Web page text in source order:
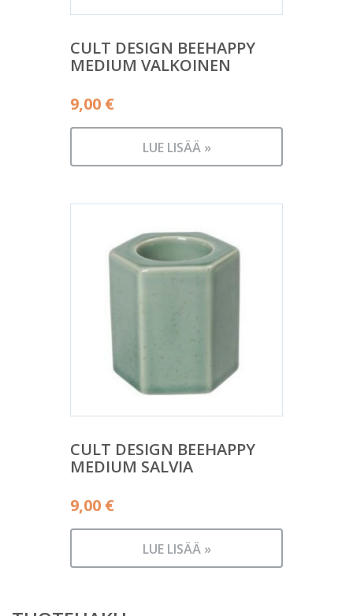
CULT DESIGN BEEHAPPY
MEDIUM VALKOINEN
9,00 €
LUE LISÄÄ »
CULT DESIGN BEEHAPPY
MEDIUM SALVIA
9,00 €
LUE LISÄÄ »